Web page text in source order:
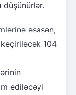
düşünürlər.
əsasən,
104
ediləcəyi